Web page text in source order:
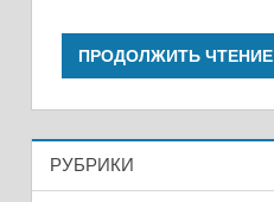
ПРОДОЛЖИТЬ ЧТЕНИЕ
РУБРИКИ